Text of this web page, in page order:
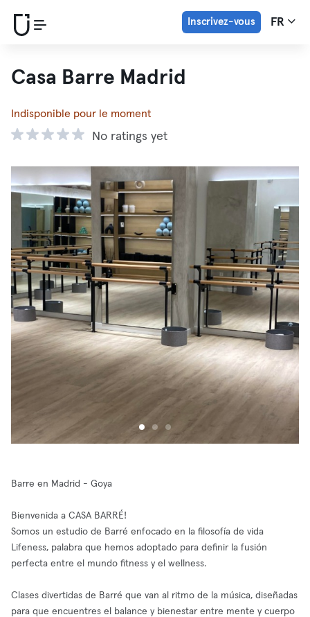
Inscrivez-vous FR
Casa Barre Madrid
Indisponible pour le moment
No ratings yet
Barre en Madrid - Goya
Bienvenida a CASA BARRÉ!
Somos un estudio de Barré enfocado en la filosofía de vida
Lifeness, palabra que hemos adoptado para definir la fusión
perfecta entre el mundo fitness y el wellness.
Clases divertidas de Barré que van al ritmo de la música, diseñadas
para que encuentres el balance y bienestar entre mente y cuerpo